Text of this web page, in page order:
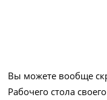
Вы можете вообще
Рабочего стола